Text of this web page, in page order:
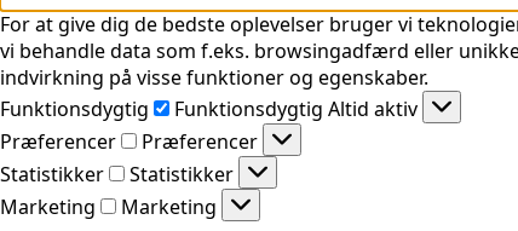
For at give dig de bedste oplevelser bruger vi
vi behandle data som f.eks. browsingadfærd eller
indvirkning på visse funktioner og egenskaber.
Funktionsdygtig
Funktionsdygtig Altid aktiv
Præferencer
Præferencer
Statistikker
Statistikker
Marketing
Marketing